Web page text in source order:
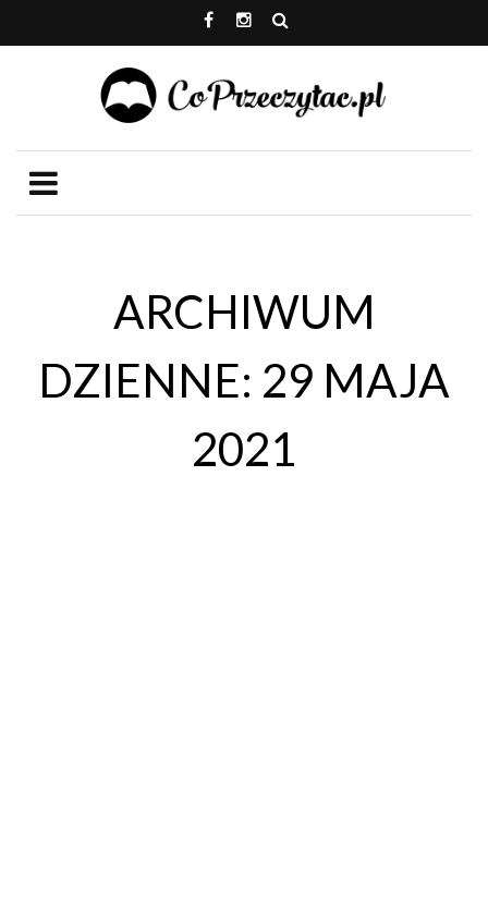
ARCHIWUM
DZIENNE: 29 MAJA
2021